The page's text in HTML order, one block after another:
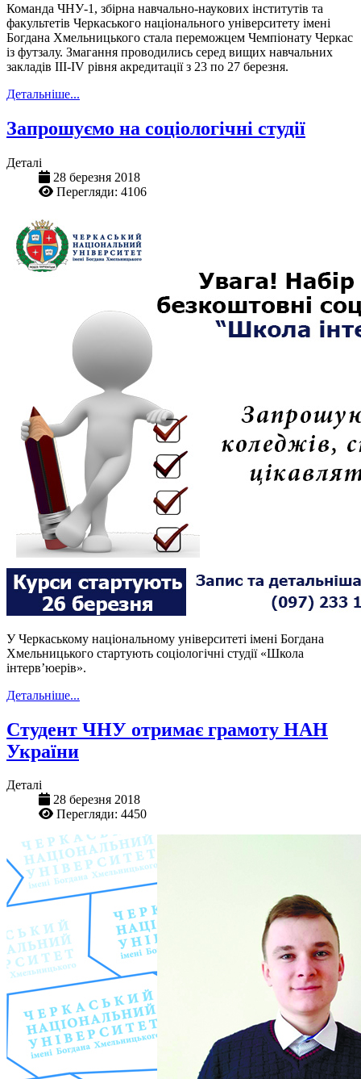
Команда ЧНУ-1, збірна навчально-наукових інститутів та
факультетів Черкаського національного університету імені
Богдана Хмельницького стала переможцем Чемпіонату Черкас
із футзалу. Змагання проводились серед вищих навчальних
закладів ІІІ-IV рівня акредитації з 23 по 27 березня.
Детальніше...
Запрошуємо на соціологічні студії
Деталі
28 березня 2018
Перегляди: 4106
У Черкаському національному університеті імені Богдана
Хмельницького стартують соціологічні студії «Школа
інтерв’юерів».
Детальніше...
Студент ЧНУ отримає грамоту НАН
України
Деталі
28 березня 2018
Перегляди: 4450